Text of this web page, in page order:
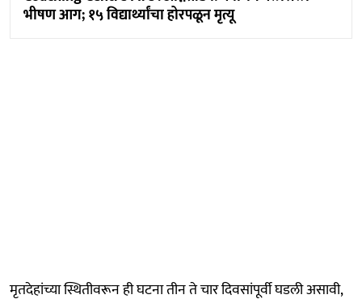
भीषण आग; १५ विद्यार्थ्यांचा होरपळून मृत्यू
मृतदेहांच्या स्थितीवरून ही घटना तीन ते चार दिवसांपूर्वी घडली असावी,